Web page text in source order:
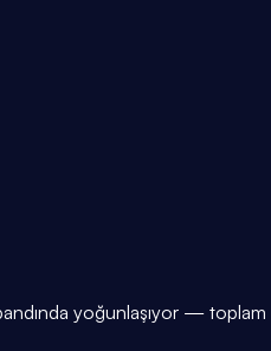
yoğunlaşıyor —